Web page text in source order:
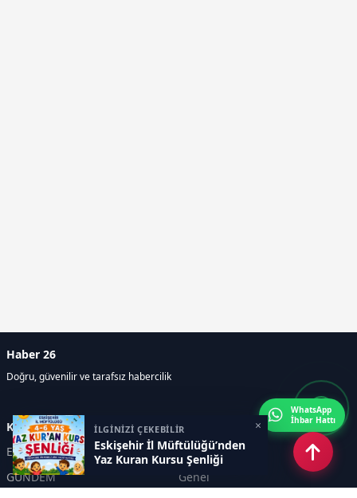
İLGİNİZİ ÇEKEBİLİR
Eskişehir İl Müftülüğü’nden
Yaz Kuran Kursu Şenliği
×
Haber 26
Doğru, güvenilir ve tarafsız habercilik
Kategoriler
Eskişehir
SPOR
GÜNDEM
Genel
WhatsApp
İhbar Hattı